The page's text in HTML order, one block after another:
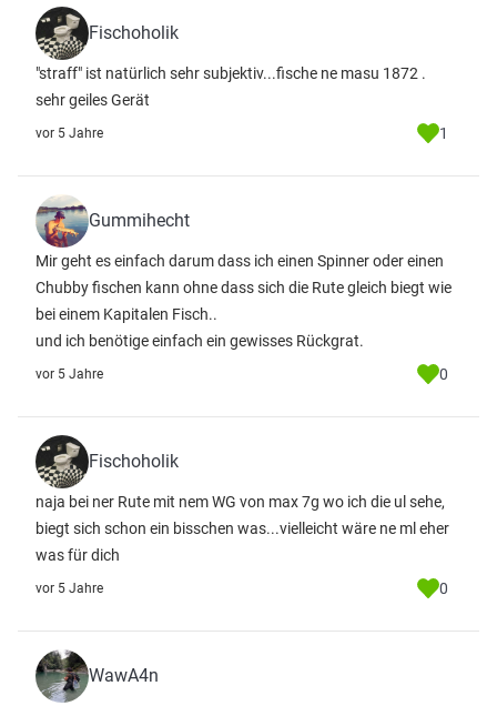
Fischoholik
"straff" ist natürlich sehr subjektiv...fische ne masu 1872 .
sehr geiles Gerät
vor 5 Jahre 1
Gummihecht
Mir geht es einfach darum dass ich einen Spinner oder einen
Chubby fischen kann ohne dass sich die Rute gleich biegt wie
bei einem Kapitalen Fisch..
und ich benötige einfach ein gewisses Rückgrat.
vor 5 Jahre 0
Fischoholik
naja bei ner Rute mit nem WG von max 7g wo ich die ul sehe,
biegt sich schon ein bisschen was...vielleicht wäre ne ml eher
was für dich
vor 5 Jahre 0
WawA4n